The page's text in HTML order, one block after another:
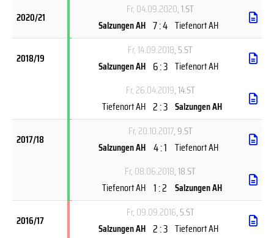
2020/21
Fr, 04.09.2020, 1.ST
Salzungen AH 7 : 4 Tiefenort AH
2018/19
Fr, 14.09.2018, 5.ST
Salzungen AH 6 : 3 Tiefenort AH
Fr, 26.04.2019, 14.ST
Tiefenort AH 2 : 3 Salzungen AH
2017/18
Fr, 20.10.2017, 9.ST
Salzungen AH 4 : 1 Tiefenort AH
Fr, 08.06.2018, 18.ST
Tiefenort AH 1 : 2 Salzungen AH
2016/17
Fr, 09.09.2016, 5.ST
Salzungen AH 2 : 3 Tiefenort AH